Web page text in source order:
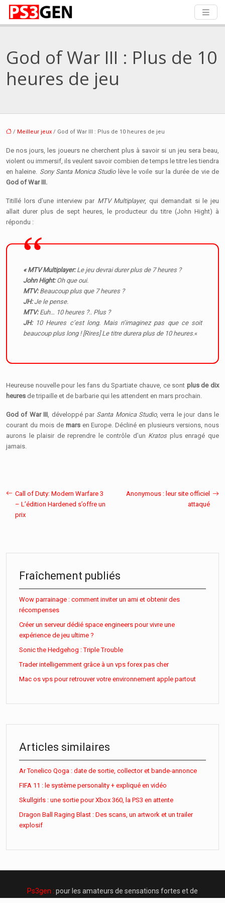
God of War III : Plus de 10
heures de jeu
/ Meilleur jeux / God of War III : Plus de 10 heures de jeu
De nos jours, les joueurs ne cherchent plus à savoir si un jeu sera beau,
violent ou immersif, ils veulent savoir combien de temps le titre les tiendra
en haleine. Sony Santa Monica Studio lève le voile sur la durée de vie de
God of War III.
Titillé lors d’une interview par MTV Multiplayer, qui demandait si le jeu
allait durer plus de sept heures, le producteur du titre (John Hight) à
répondu :
« MTV Multiplayer:Le jeu devrai durer plus de 7 heures ?
John Hight:Oh que oui.
MTV:Beaucoup plus que 7 heures ?
JH:Je le pense.
MTV:Euh… 10 heures ?.. Plus ?
JH:10 Heures c’est long. Mais n’imaginez pas que ce soit
beaucoup plus long ! [Rires] Le titre durera plus de 10 heures.«
Heureuse nouvelle pour les fans du Spartiate chauve, ce sont plus de dix
heures de tripaille et de barbarie qui les attendent en mars prochain.
God of War III , développé parSanta Monica Studio, verra le jour dans le
courant du mois demarsen Europe. Décliné en plusieurs versions, nous
aurons le plaisir de reprendre le contrôle d’un Kratosplus enragé que
jamais.
Call of Duty: Modern Warfare 3
– L’édition Hardened s’offre un
prix
Anonymous : leur site officiel
attaqué
Fraîchement publiés
Wow parrainage : comment inviter un ami et obtenir des
récompenses
Créer un serveur dédié space engineers pour vivre une
expérience de jeu ultime ?
Sonic the Hedgehog : Triple Trouble
Trader intelligemment grâce à un vps forex pas cher
Mac os vps pour retrouver votre environnement apple partout
Articles similaires
Ar Tonelico Qoga : date de sortie, collector et bande-annonce
FIFA 11 : le système personality + expliqué en vidéo
Skullgirls : une sortie pour Xbox 360, la PS3 en attente
Dragon Ball Raging Blast : Des scans, un artwork et un trailer
explosif
Ps3gen : pour les amateurs de sensations fortes et de